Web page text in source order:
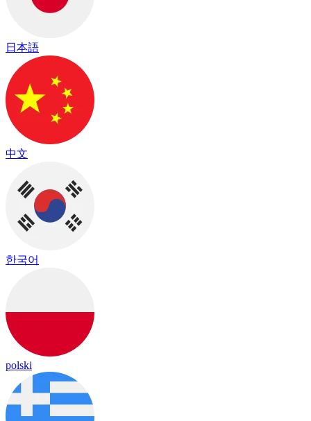
日本語
中文
한국어
polski